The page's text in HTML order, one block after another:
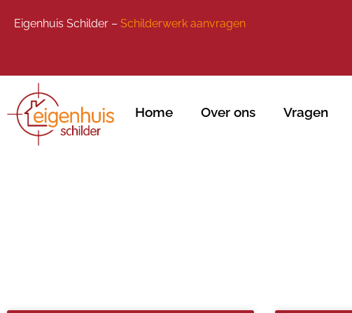
Eigenhuis Schilder – Schilderwerk aanvragen
Home Over ons Vragen